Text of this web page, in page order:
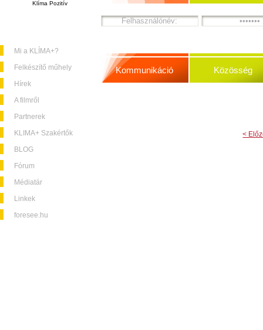
Klíma Pozitív
Mi a KLÍMA+?
Felkészítő műhely
Hírek
A filmről
Partnerek
KLIMA+ Szakértők
BLOG
Fórum
Médiatár
Linkek
foresee.hu
Kommunikáció Közösség
<